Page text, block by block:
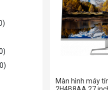
Màn hình máy